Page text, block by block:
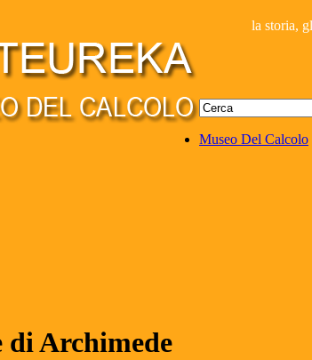
la storia,
Museo Del Calcolo
di Archimede